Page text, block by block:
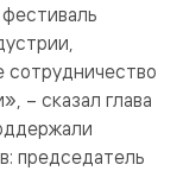
сотрудничество
– сказал глава
председатель